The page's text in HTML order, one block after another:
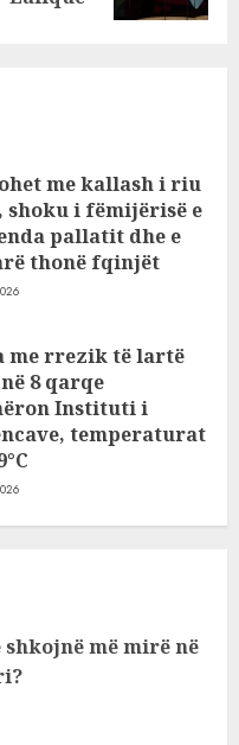
me kallash i riu
shoku i fëmijërisë e
pallatit dhe e
thonë fqinjët
me rrezik të lartë
8 qarqe
Instituti i
temperaturat
më mirë në